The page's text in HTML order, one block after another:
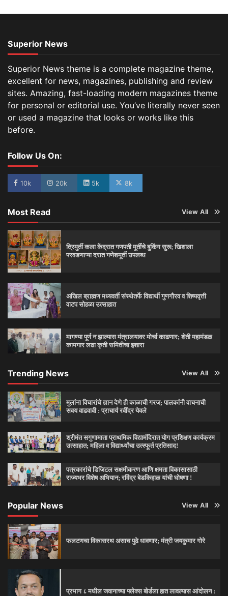
Superior News
Superior News theme is a complete magazine theme,
excellent for news, magazines, publishing and review
sites. Amazing, fast-loading modern magazines theme
for personal or editorial use. You’ve literally never seen
or used a magazine that looks or works like this
before.
Follow Us On:
10k 20k 5k 8k
Most Read View All
त्रिमुर्ती कला केंद्रात गणपती मूर्तींचे बुकिंग सुरू; खिशाला
परवडणाऱ्या दरात गणेशमूर्ती उपलब्ध
अखिल ब्राह्मण मध्यवर्ती संस्थेतर्फे विद्यार्थी गुणगौरव व शिष्यवृत्ती
वाटप सोहळा उत्साहात
मागण्या पूर्ण न झाल्यास मंत्रालयावर मोर्चा काढणार; शेती महामंडळ
कामगार लढा कृती समितीचा इशारा
Trending News View All
मुलांना विचारांचे ज्ञान देणे ही काळाची गरज; पालकांनी वाचनाची
सवय वाढवावी : प्राचार्य रवींद्र येवले
श्रीमंत सगुणामाता प्राथमिक विद्यामंदिरात योग प्रशिक्षण कार्यक्रम
उत्साहात; महिला व विद्यार्थ्यांचा उत्स्फूर्त प्रतिसाद!
पत्रकारांचे डिजिटल सक्षमीकरण आणि क्षमता विकासासाठी
राज्यभर विशेष अभियान; रविंद्र बेडकिहाळ यांची घोषणा !
Popular News View All
फलटणचा विकासरथ असाच पुढे धावणार; मंत्री जयकुमार गोरे
प्रभाग ८ मधील जवानाच्या फ्लेक्स बोर्डला हात लावल्यास आंदोलन :